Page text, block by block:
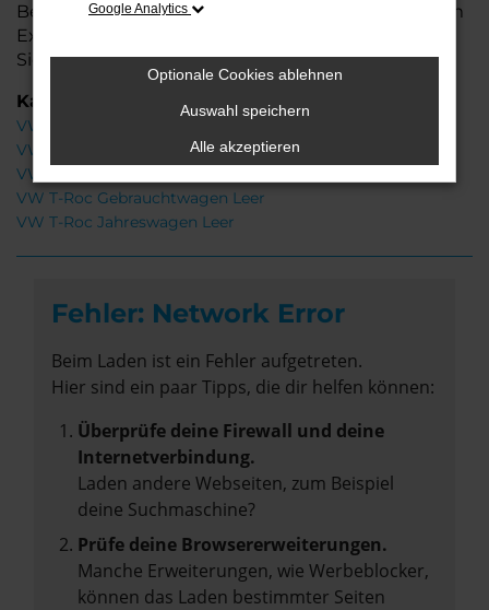
Besuchen Sie uns und lassen Sie sich von unserem
Expertenteam beraten – der VW T-Roc wartet auf
Sie!
Kategorie
VW T-Roc Tageszulassung Leer
VW T-Roc Neuwagen Leer
VW T-Roc Leer
VW T-Roc Gebrauchtwagen Leer
VW T-Roc Jahreswagen Leer
Fehler: Network Error
Beim Laden ist ein Fehler aufgetreten.
Hier sind ein paar Tipps, die dir helfen können:
Überprüfe deine Firewall und deine
Internetverbindung.
Laden andere Webseiten, zum Beispiel
deine Suchmaschine?
Prüfe deine Browsererweiterungen.
Manche Erweiterungen, wie Werbeblocker,
können das Laden bestimmter Seiten
Google Analytics
Optionale Cookies ablehnen
Auswahl speichern
Alle akzeptieren